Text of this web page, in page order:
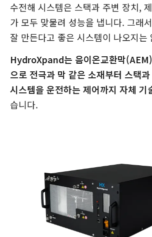
수전해 시스템은 스택과 주변 장치,
가 모두 맞물려 성능을 냅니다. 그래
잘 만든다고 좋은 시스템이 나오지는
HydroXpand는 음이온교환막
으로 전극과 막 같은 소재부터 스택
시스템을 운전하는 제어까지 자체 기
습니다.